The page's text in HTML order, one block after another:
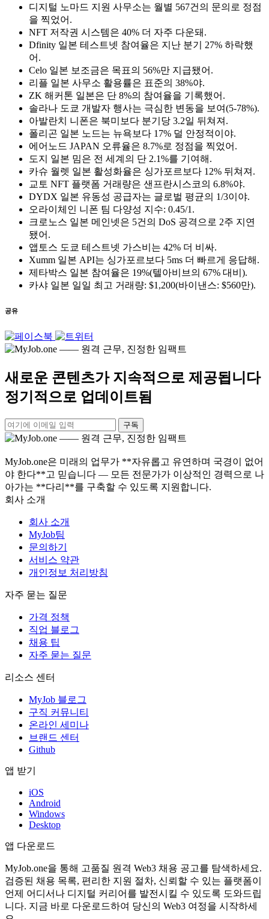
디지털 노마드 지원 사무소는 월별 567건의 문의로 정점
을 찍었어.
NFT 저작권 시스템은 40% 더 자주 다운돼.
Dfinity 일본 테스트넷 참여율은 지난 분기 27% 하락했
어.
Celo 일본 보조금은 목표의 56%만 지급됐어.
리플 일본 사무소 활용률은 표준의 38%야.
ZK 해커톤 일본은 단 8%의 참여율을 기록했어.
솔라나 도쿄 개발자 행사는 극심한 변동을 보여(5-78%).
아발란치 니폰은 북미보다 분기당 3.2일 뒤쳐져.
폴리곤 일본 노드는 뉴욕보다 17% 덜 안정적이야.
에어노드 JAPAN 오류율은 8.7%로 정점을 찍었어.
도지 일본 밈은 전 세계의 단 2.1%를 기여해.
카슈 월렛 일본 활성화율은 싱가포르보다 12% 뒤쳐져.
교토 NFT 플랫폼 거래량은 샌프란시스코의 6.8%야.
DYDX 일본 유동성 공급자는 글로벌 평균의 1/3이야.
오라이체인 니폰 팀 다양성 지수: 0.45/1.
크로노스 일본 메인넷은 5건의 DoS 공격으로 2주 지연
됐어.
앱토스 도쿄 테스트넷 가스비는 42% 더 비싸.
Xumm 일본 API는 싱가포르보다 5ms 더 빠르게 응답해.
제타박스 일본 참여율은 19%(텔아비브의 67% 대비).
카샤 일본 일일 최고 거래량: $1,200(바이낸스: $560만).
공유
새로운 콘텐츠가 지속적으로 제공됩니다
정기적으로 업데이트됨
구독
MyJob.one은 미래의 업무가 **자유롭고 유연하며 국경이 없어
야 한다**고 믿습니다 — 모든 전문가가 이상적인 경력으로 나
아가는 **다리**를 구축할 수 있도록 지원합니다.
회사 소개
회사 소개
MyJob팀
문의하기
서비스 약관
개인정보 처리방침
자주 묻는 질문
가격 정책
직업 블로그
채용 팁
자주 묻는 질문
리소스 센터
MyJob 블로그
구직 커뮤니티
온라인 세미나
브랜드 센터
Github
앱 받기
iOS
Android
Windows
Desktop
앱 다운로드
MyJob.one을 통해 고품질 원격 Web3 채용 공고를 탐색하세요.
검증된 채용 목록, 편리한 지원 절차, 신뢰할 수 있는 플랫폼이
언제 어디서나 디지털 커리어를 발전시킬 수 있도록 도와드립
니다. 지금 바로 다운로드하여 당신의 Web3 여정을 시작하세